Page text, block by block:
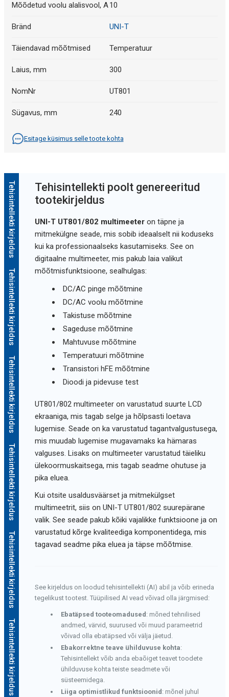
Mõõdetud voolu alalisvool, A10
Bränd UNI-T
Täiendavad mõõtmised Temperatuur
Laius, mm 300
NomNr UT801
Sügavus, mm 240
Esitage küsimus selle toote kohta
Tehisintellekti kirjeldus
Tehisintellekti kirjeldus
Tehisintellekti kirjeldus
Tehisintellekti kirjeldus
Tehisintellekti kirjeldus
Tehisintellekti kirjeldus
Tehisintellekti poolt genereeritud
tootekirjeldus
UNI-T UT801/802 multimeeteron täpne ja
mitmekülgne seade, mis sobib ideaalselt nii koduseks
kui ka professionaalseks kasutamiseks. See on
digitaalne multimeeter, mis pakub laia valikut
mõõtmisfunktsioone, sealhulgas:
DC/AC pinge mõõtmine
DC/AC voolu mõõtmine
Takistuse mõõtmine
Sageduse mõõtmine
Mahtuvuse mõõtmine
Temperatuuri mõõtmine
Transistori hFE mõõtmine
Dioodi ja pidevuse test
UT801/802 multimeeter on varustatud suurte LCD
ekraaniga, mis tagab selge ja hõlpsasti loetava
lugemise. Seade on ka varustatud tagantvalgustusega,
mis muudab lugemise mugavamaks ka hämaras
valguses. Lisaks on multimeeter varustatud täieliku
ülekoormuskaitsega, mis tagab seadme ohutuse ja
pika eluea.
Kui otsite usaldusväärset ja mitmekülgset
multimeetrit, siis on UNI-T UT801/802 suurepärane
valik. See seade pakub kõiki vajalikke funktsioone ja on
varustatud kõrge kvaliteediga komponentidega, mis
tagavad seadme pika eluea ja täpse mõõtmise.
See kirjeldus on loodud tehisintellekti (AI) abil ja võib erineda
tegelikust tootest. Tüüpilised AI vead võivad olla järgmised:
Ebatäpsed tooteomadused : mõned tehnilised
andmed, värvid, suurused või muud parameetrid
võivad olla ebatäpsed või välja jäetud.
Ebakorrektne teave ühilduvuse kohta:
Tehisintellekt võib anda ebaõiget teavet toodete
ühilduvuse kohta teiste seadmete või
süsteemidega.
Liiga optimistlikud funktsioonid : mõnel juhul